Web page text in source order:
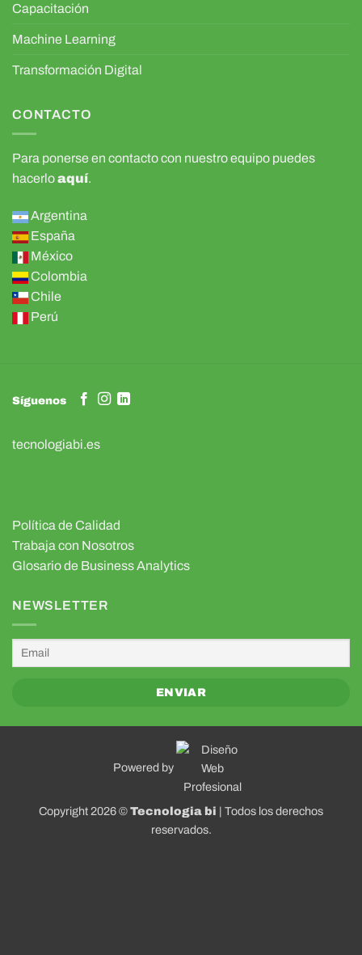
Capacitación
Machine Learning
Transformación Digital
CONTACTO
Para ponerse en contacto con nuestro equipo puedes
hacerloaquí.
Argentina
España
México
Colombia
Chile
Perú
Síguenos
tecnologiabi.es
Política de Calidad
Trabaja con Nosotros
Glosario de Business Analytics
NEWSLETTER
Powered by
Copyright 2026 ©Tecnologia bi | Todos los derechos
reservados.